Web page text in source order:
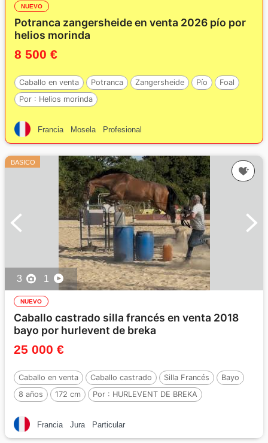
NUEVO
Potranca zangersheide en venta 2026 pío por
helios morinda
8 500 €
Caballo en venta Potranca Zangersheide Pío
Foal
Por : Helios morinda
Francia Mosela Profesional
BASICO
3 1
NUEVO
Caballo castrado silla francés en venta 2018
bayo por hurlevent de breka
25 000 €
Caballo en venta Caballo castrado Silla Francés
Bayo
8 años
172 cm Por : HURLEVENT DE BREKA
Francia Jura Particular